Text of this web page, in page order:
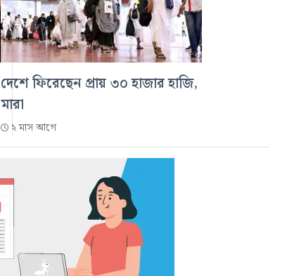
দেশে ফিরেছেন প্রায় ৩০ হাজার হাজি,
মারা
২ মাস আগে